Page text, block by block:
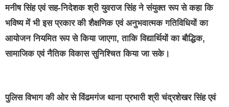
मनीष सिंह एवं सह-निदेशक श्री युवराज सिंह ने संयुक्त रूप से कहा कि
भविष्य में भी इस प्रकार की शैक्षणिक एवं अनुभवात्मक गतिविधियों का
आयोजन नियमित रूप से किया जाएगा, ताकि विद्यार्थियों का बौद्धिक,
सामाजिक एवं नैतिक विकास सुनिश्चित किया जा सके।
पुलिस विभाग की ओर से विंढमगंज थाना प्रभारी श्री चंद्रशेखर सिंह एवं